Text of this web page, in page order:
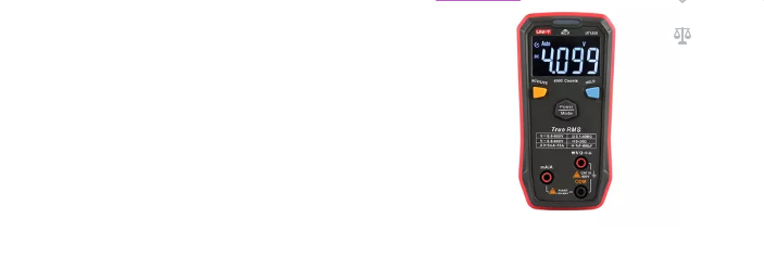
Наявність на складі: Львів